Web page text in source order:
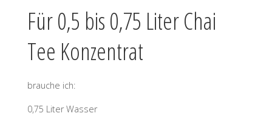
Für 0,5 bis 0,75 Liter Chai
Tee Konzentrat
brauche ich:
0,75 Liter Wasser